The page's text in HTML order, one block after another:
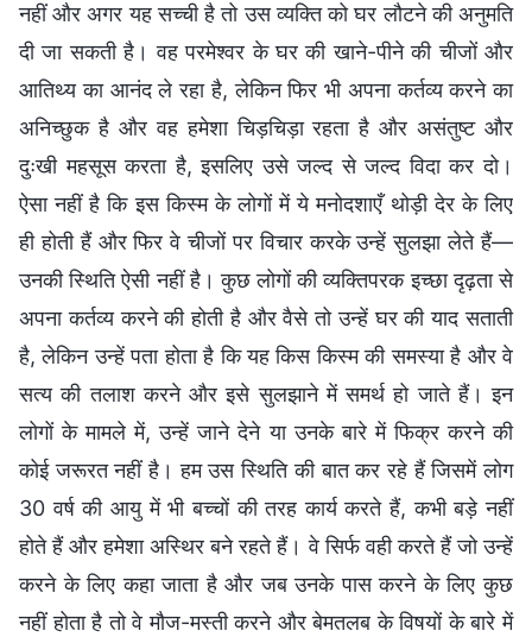
नहीं और अगर यह सच्ची है तो उस व्यक्ति को घर लौटने की अनुमति
दी जा सकती है। वह परमेश्वर के घर की खाने-पीने की चीजों और
आतिथ्य का आनंद ले रहा है, लेकिन फिर भी अपना कर्तव्य करने का
अनिच्छुक है और वह हमेशा चिड़चिड़ा रहता है और असंतुष्ट और
दुःखी महसूस करता है, इसलिए उसे जल्द से जल्द विदा कर दो।
ऐसा नहीं है कि इस किस्म के लोगों में ये मनोदशाएँ थोड़ी देर के लिए
ही होती हैं और फिर वे चीजों पर विचार करके उन्हें सुलझा लेते हैं—
उनकी स्थिति ऐसी नहीं है। कुछ लोगों की व्यक्तिपरक इच्छा दृढ़ता से
अपना कर्तव्य करने की होती है और वैसे तो उन्हें घर की याद सताती
है, लेकिन उन्हें पता होता है कि यह किस किस्म की समस्या है और वे
सत्य की तलाश करने और इसे सुलझाने में समर्थ हो जाते हैं। इन
लोगों के मामले में, उन्हें जाने देने या उनके बारे में फिक्र करने की
कोई जरूरत नहीं है। हम उस स्थिति की बात कर रहे हैं जिसमें लोग
30 वर्ष की आयु में भी बच्चों की तरह कार्य करते हैं, कभी बड़े नहीं
होते हैं और हमेशा अस्थिर बने रहते हैं। वे सिर्फ वही करते हैं जो उन्हें
करने के लिए कहा जाता है और जब उनके पास करने के लिए कुछ
नहीं होता है तो वे मौज-मस्ती करने और बेमतलब के विषयों के बारे में